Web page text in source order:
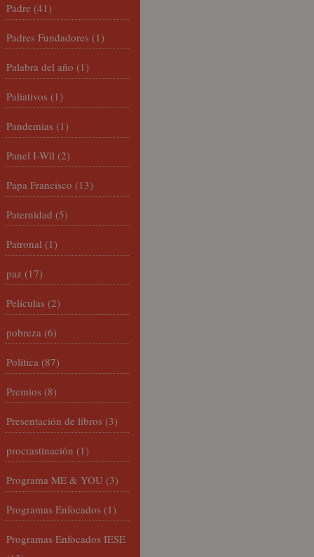
Padre (41)
Padres Fundadores (1)
Palabra del año (1)
Paliativos (1)
Pandemias (1)
Panel I-Wil (2)
Papa Francisco (13)
Paternidad (5)
Patronal (1)
paz (17)
Películas (2)
pobreza (6)
Política (87)
Premios (8)
Presentación de libros (3)
procrastinación (1)
Programa ME & YOU (3)
Programas Enfocados (1)
Programas Enfocados IESE